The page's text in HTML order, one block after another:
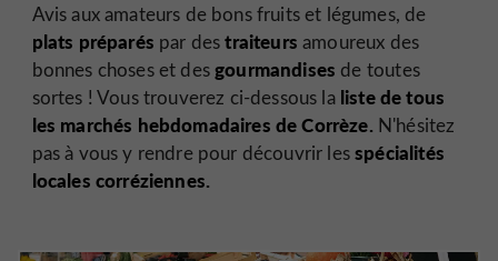
Avis aux amateurs de bons fruits et légumes, de
plats préparés par destraiteurs amoureux des
bonnes choses et desgourmandises de toutes
sortes ! Vous trouverez ci-dessous laliste de tous
les marchés hebdomadaires de Corrèze. N'hésitez
pas à vous y rendre pour découvrir lesspécialités
locales corréziennes.